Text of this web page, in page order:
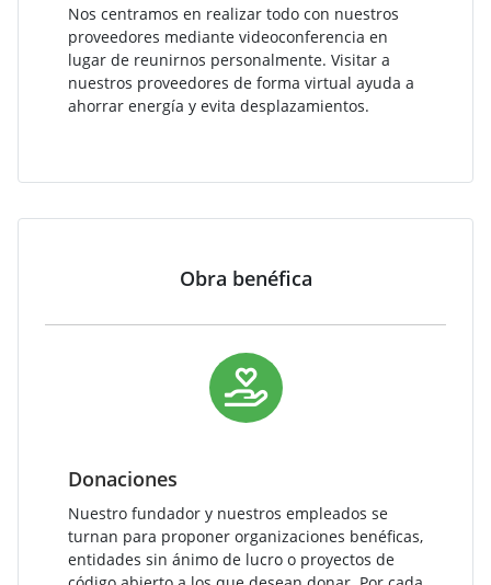
Nos centramos en realizar todo con nuestros
proveedores mediante videoconferencia en
lugar de reunirnos personalmente. Visitar a
nuestros proveedores de forma virtual ayuda a
ahorrar energía y evita desplazamientos.
Obra benéfica
Donaciones
Nuestro fundador y nuestros empleados se
turnan para proponer organizaciones benéficas,
entidades sin ánimo de lucro o proyectos de